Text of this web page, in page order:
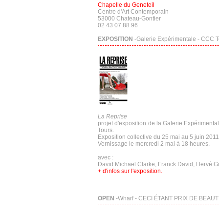
Chapelle du Geneteil
Centre d'Art Contemporain
53000 Chateau-Gontier
02 43 07 88 96
EXPOSITION -Galerie Expérimentale - CCC
La Reprise
projet d'exposition de la Galerie
Tours.
Exposition collective du 25 mai au 5 juin
Vernissage le mercredi 2 mai à 18 heures.
avec :
David Michael Clarke, Franck David, Hervé
+ d'infos sur l'exposition.
OPEN -Wharf - CECI ÉTANT PRIX DE